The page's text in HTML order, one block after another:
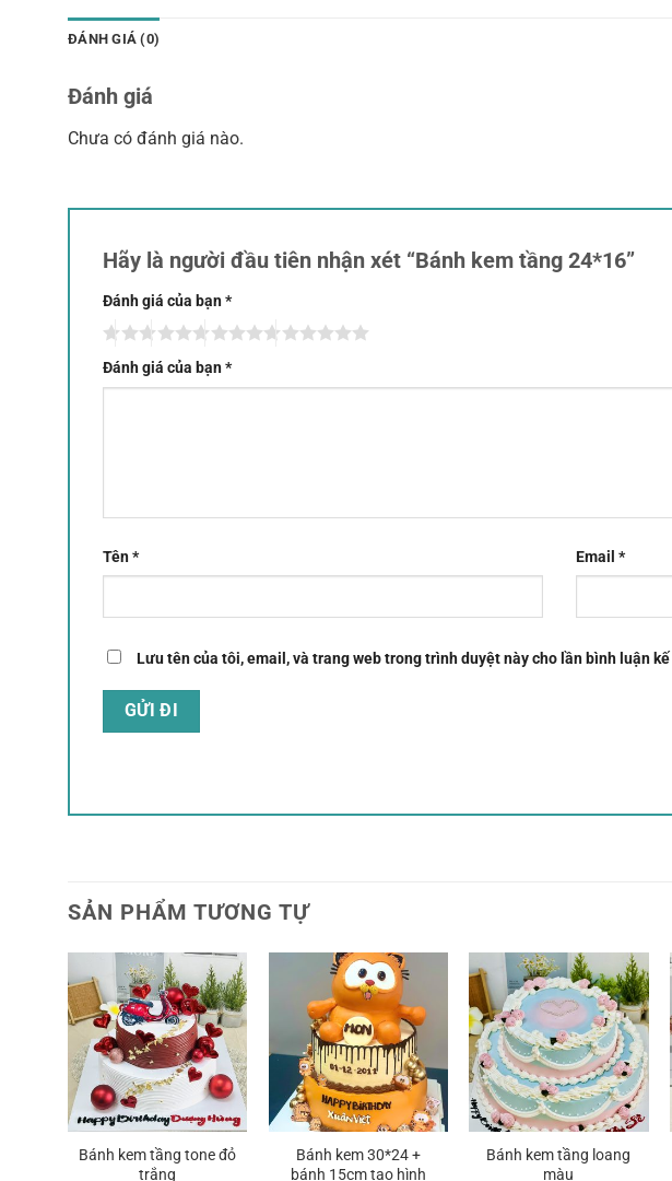
ĐÁNH GIÁ (0)
Đánh giá
Chưa có đánh giá nào.
Hãy là người đầu tiên nhận xét “Bánh kem tầng 24*16”
Đánh giá của bạn*
Đánh giá của bạn*
Tên* Email *
Lưu tên của tôi, email, và trang web trong trình duyệt này cho lần bình luận
SẢN PHẨM TƯƠNG TỰ
Bánh kem tầng tone đỏ
trắng
Bánh kem 30*24 +
bánh 15cm tạo hình
Bánh kem tầng loang
màu